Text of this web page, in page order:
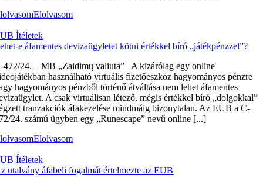
Elolvasom
Ítéletek
e áfamentes devizaügyletet kötni értékkel bíró „játékpénzzel”?
24. – MB „Zaidimų valiuta” A kizárólag egy online
használható virtuális fizetőeszköz hagyományos pénzre
hagyományos pénzből történő átváltása nem lehet áfamentes
A csak virtuálisan létező, mégis értékkel bíró „dolgokkal”
tranzakciók áfakezelése mindmáig bizonytalan. Az EUB a C-
24. számú ügyben egy „Runescape” nevű online [...]
Elolvasom
Ítéletek
utalvány áfabeli fogalmát értelmezte az EUB